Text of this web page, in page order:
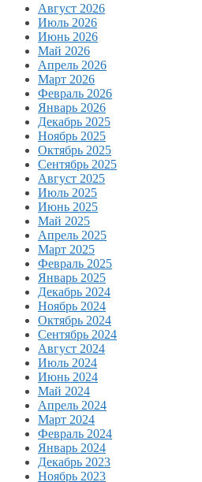
Август 2026
Июль 2026
Июнь 2026
Май 2026
Апрель 2026
Март 2026
Февраль 2026
Январь 2026
Декабрь 2025
Ноябрь 2025
Октябрь 2025
Сентябрь 2025
Август 2025
Июль 2025
Июнь 2025
Май 2025
Апрель 2025
Март 2025
Февраль 2025
Январь 2025
Декабрь 2024
Ноябрь 2024
Октябрь 2024
Сентябрь 2024
Август 2024
Июль 2024
Июнь 2024
Май 2024
Апрель 2024
Март 2024
Февраль 2024
Январь 2024
Декабрь 2023
Ноябрь 2023